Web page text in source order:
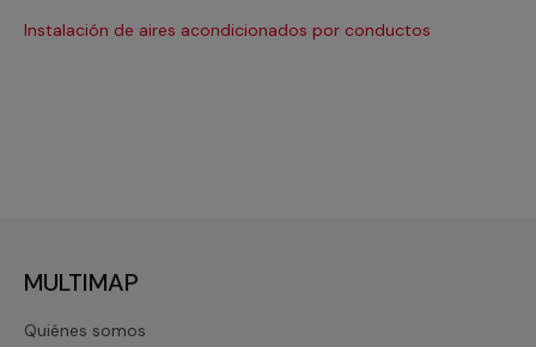
Instalación de aires acondicionados por conductos
MULTIMAP
Quiénes somos